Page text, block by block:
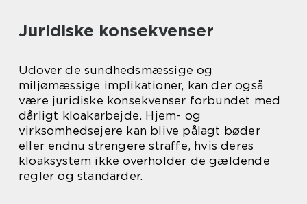
Juridiske konsekvenser
Udover de sundhedsmæssige og
miljømæssige implikationer, kan der også
være juridiske konsekvenser forbundet med
dårligt kloakarbejde. Hjem- og
virksomhedsejere kan blive pålagt bøder
eller endnu strengere straffe, hvis deres
kloaksystem ikke overholder de gældende
regler og standarder.